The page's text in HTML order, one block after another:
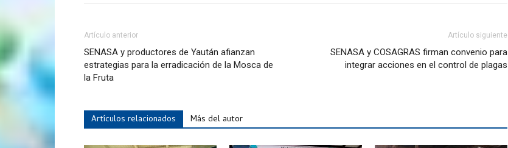
Artículo anterior
SENASA y productores de Yaután afianzan
estrategias para la erradicación de la Mosca de
la Fruta
Artículo siguiente
SENASA y COSAGRAS firman convenio para
integrar acciones en el control de plagas
Artículos relacionados Más del autor